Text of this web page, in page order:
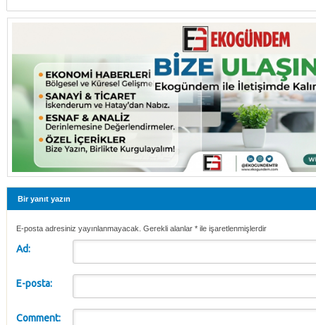
Bir yanıt yazın
E-posta adresiniz yayınlanmayacak. Gerekli alanlar * ile işaretlenmişlerdir
Ad:
E-posta:
Comment: